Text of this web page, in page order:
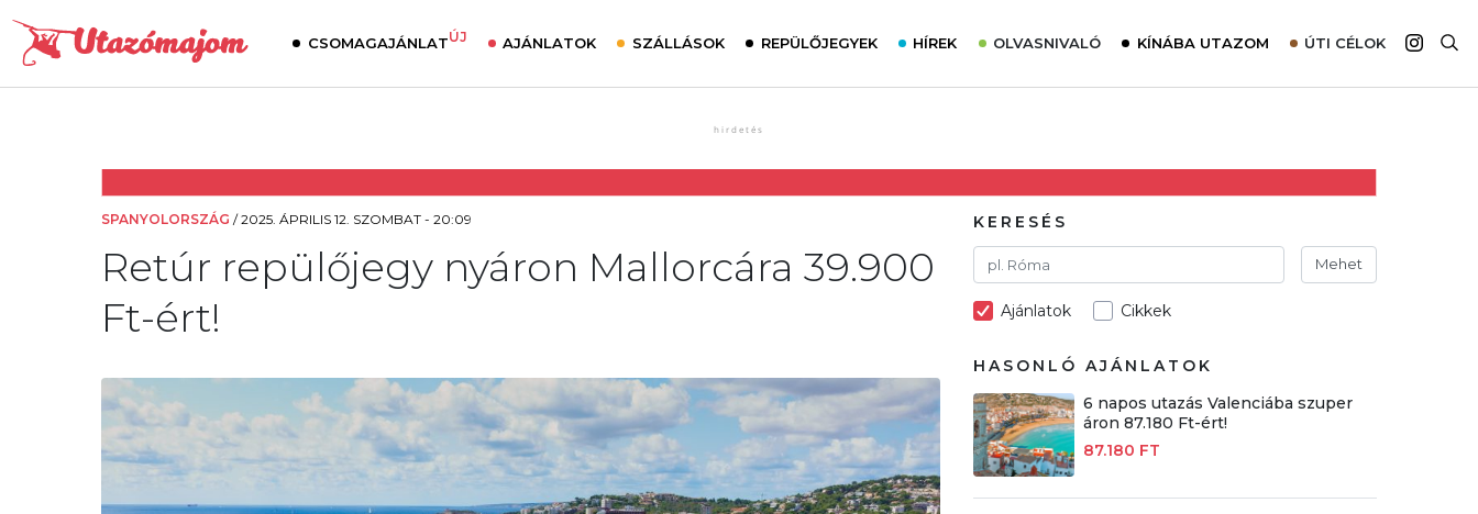
CSOMAGAJÁNLATÚJ AJÁNLATOK SZÁLLÁSOK REPÜLŐJEGYEK HÍREK OLVASNIVALÓ
Utazómajom – CitySIM kártya a világutazóknak
Élménybeszámolók
Szállodalátogatás
Sajtómegjelenések
KÍNÁBA UTAZOM ÚTI CÉLOK
Afrika
SPANYOLORSZÁG /2025. ÁPRILIS 12. SZOMBAT - 20:09
Retúr repülőjegy nyáron Mallorcára 39.900
Ft-ért!
KERESÉS
Mehet
Ajánlatok Cikkek
HASONLÓ AJÁNLATOK
6 napos utazás Valenciába szuper
áron 87.180 Ft-ért!
87.180 FT